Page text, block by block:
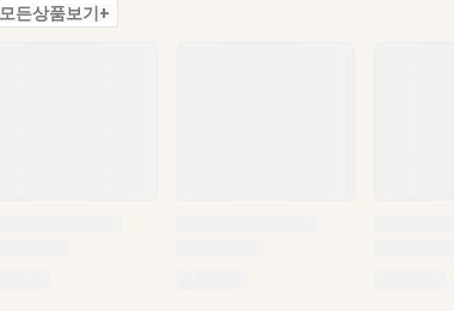
모든상품보기+